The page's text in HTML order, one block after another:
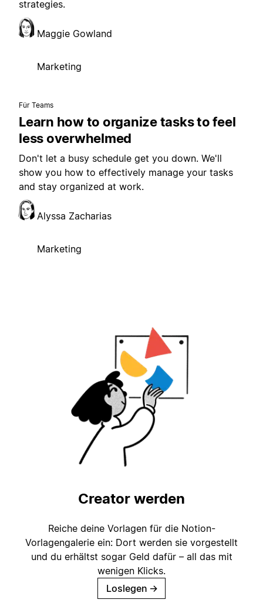
strategies.
Maggie Gowland
Marketing
Für Teams
Learn how to organize tasks to feel
less overwhelmed
Don't let a busy schedule get you down. We'll
show you how to effectively manage your tasks
and stay organized at work.
Alyssa Zacharias
Marketing
Creator werden
Reiche deine Vorlagen für die Notion-
Vorlagengalerie ein: Dort werden sie vorgestellt
und du erhältst sogar Geld dafür – all das mit
wenigen Klicks.
Loslegen →